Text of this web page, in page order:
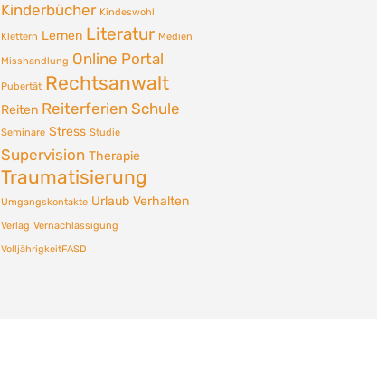
Kinderbücher Kindeswohl
Klettern Lernen Literatur Medien
Misshandlung Online Portal
Pubertät Rechtsanwalt
Reiten Reiterferien Schule
Seminare Stress Studie
Supervision Therapie
Traumatisierung
Umgangskontakte Urlaub Verhalten
Verlag Vernachlässigung
VolljährigkeitFASD